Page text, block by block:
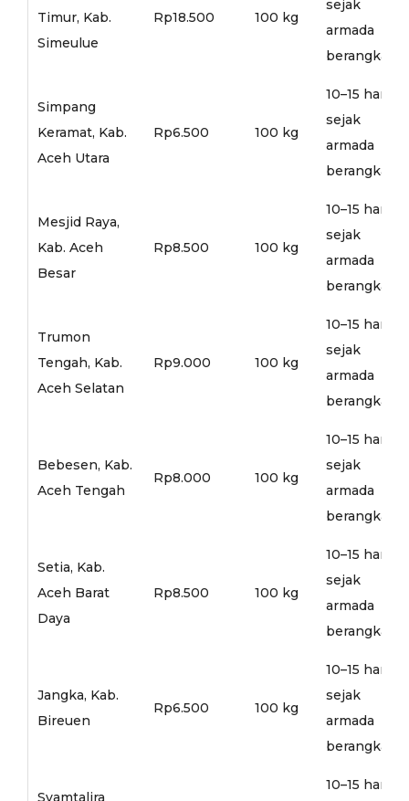
Timur, Kab.
Simeulue
Rp18.500 100 kg
sejak
armada
berangkat
Simpang
Keramat, Kab.
Aceh Utara
Rp6.500 100 kg
10–15 hari
sejak
armada
berangkat
Mesjid Raya,
Kab. Aceh
Besar
Rp8.500 100 kg
10–15 hari
sejak
armada
berangkat
Trumon
Tengah, Kab.
Aceh Selatan
Rp9.000 100 kg
10–15 hari
sejak
armada
berangkat
Bebesen, Kab.
Aceh Tengah
Rp8.000 100 kg
10–15 hari
sejak
armada
berangkat
Setia, Kab.
Aceh Barat
Daya
Rp8.500 100 kg
10–15 hari
sejak
armada
berangkat
Jangka, Kab.
Bireuen
Rp6.500 100 kg
10–15 hari
sejak
armada
berangkat
Syamtalira
10–15 hari